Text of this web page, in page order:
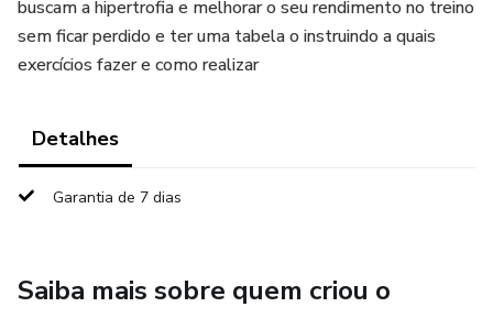
buscam a hipertrofia e melhorar o seu rendimento no treino
sem ficar perdido e ter uma tabela o instruindo a quais
exercícios fazer e como realizar
Detalhes
Garantia de 7 dias
Saiba mais sobre quem criou o